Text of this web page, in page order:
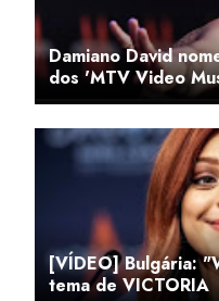
Damiano David
dos 'MTV Video
[VÍDEO] Bulgária:
tema de VICTORIA